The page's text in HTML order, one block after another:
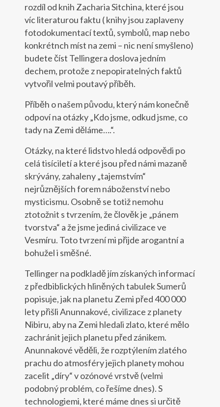
rozdíl od knih Zacharia Sitchina, které jsou
víc literaturou faktu ( knihy jsou zaplaveny
fotodokumentací textů, symbolů, map nebo
konkrétnch míst na zemi – nic není smyšleno)
budete číst Tellingera doslova jedním
dechem, protože z nepopiratelných faktů
vytvořil velmi poutavý příběh.
Příběh o našem původu, který nám konečně
odpoví na otázky „Kdo jsme, odkud jsme, co
tady na Zemi děláme….“.
Otázky, na které lidstvo hledá odpovědi po
celá tisíciletí a které jsou před námi mazaně
skrývány, zahaleny „tajemstvím“
nejrůznějších forem náboženství nebo
mysticismu. Osobně se totiž nemohu
ztotožnit s tvrzením, že člověk je „pánem
tvorstva“ a že jsme jediná civilizace ve
Vesmíru. Toto tvrzení mi přijde arogantní a
bohužel i směšné.
Tellinger na podkladě jím získaných informací
z předbiblických hliněných tabulek Sumerů
popisuje, jak na planetu Zemi před 400 000
lety přišli Anunnakové, civilizace z planety
Nibiru, aby na Zemi hledali zlato, které mělo
zachránit jejich planetu před zánikem.
Anunnakové věděli, že rozptýlením zlatého
prachu do atmosféry jejich planety mohou
zacelit „díry“ v ozónové vrstvě (velmi
podobný problém, co řešíme dnes). S
technologiemi, které máme dnes si určitě